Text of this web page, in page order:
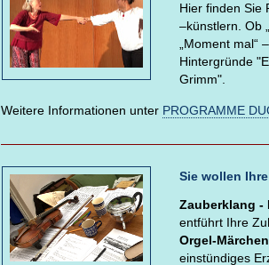
Hier finden Sie
–künstlern. Ob
„Moment mal“
Hintergründe
Grimm".
Weitere Informationen unter PROGRAMME
Sie wollen
Zauberklang -
entführt Ihre
Orgel-
einstündiges